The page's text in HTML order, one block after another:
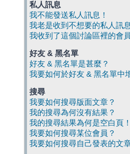
私人訊息
我不能發送私人訊息！
我老是收到不想要的私人訊息
我收到了這個討論區裡的會
好友 & 黑名單
好友 & 黑名單是甚麼？
我要如何於好友 & 黑名單中
搜尋
我要如何搜尋版面文章？
我的搜尋為何沒有結果？
我的搜尋結果為何是空白頁
我要如何搜尋某位會員？
我要如何搜尋自己發表的文